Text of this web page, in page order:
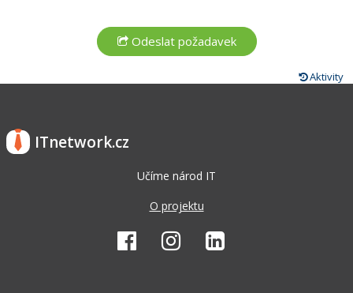
Aktivity
ITnetwork.cz
Učíme národ IT
O projektu